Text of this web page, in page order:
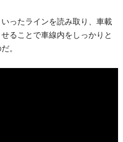
ったラインを読み取り、車載
ることで車線内をしっかりと
。